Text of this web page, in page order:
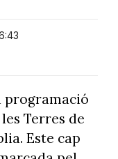
programació
Terres de
Este cap